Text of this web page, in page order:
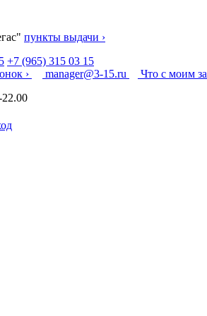
пункты выдачи ›
+7 (965) 315 03 15
›
manager@3-15.ru
Что с моим